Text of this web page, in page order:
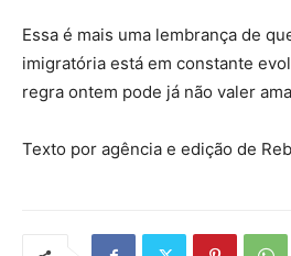
Essa é mais uma lembrança de
imigratória está em constante
regra ontem pode já não valer
Texto por agência e edição de